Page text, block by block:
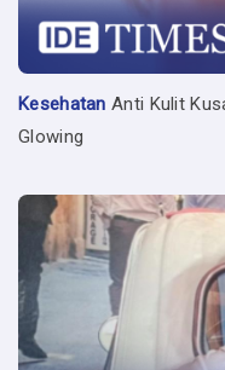
Kesehatan Anti Kulit
Glowing